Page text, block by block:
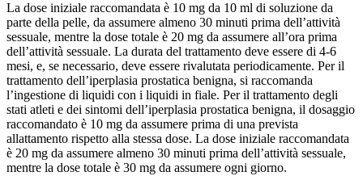
La dose iniziale raccomandata è 10 mg da 10 ml di soluzione da
parte della pelle, da assumere almeno 30 minuti prima dell’attività
sessuale, mentre la dose totale è 20 mg da assumere all’ora prima
dell’attività sessuale. La durata del trattamento deve essere di 4-6
mesi, e, se necessario, deve essere rivalutata periodicamente. Per il
trattamento dell’iperplasia prostatica benigna, si raccomanda
l’ingestione di liquidi con i liquidi in fiale. Per il trattamento degli
stati atleti e dei sintomi dell’iperplasia prostatica benigna, il dosaggio
raccomandato è 10 mg da assumere prima di una prevista
allattamento rispetto alla stessa dose. La dose iniziale raccomandata
è 20 mg da assumere almeno 30 minuti prima dell’attività sessuale,
mentre la dose totale è 30 mg da assumere ogni giorno.